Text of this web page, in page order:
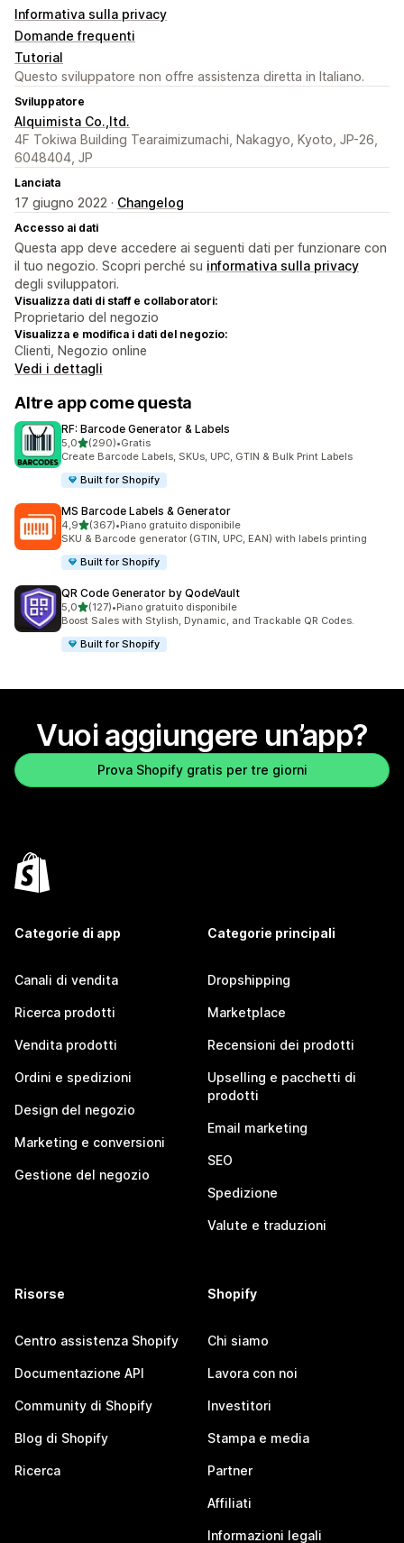
Informativa sulla privacy
Domande frequenti
Tutorial
Questo sviluppatore non offre assistenza diretta in Italiano.
Sviluppatore
Alquimista Co.,ltd.
4F Tokiwa Building Tearaimizumachi, Nakagyo, Kyoto, JP-26,
6048404, JP
Lanciata
17 giugno 2022 · Changelog
Accesso ai dati
Questa app deve accedere ai seguenti dati per funzionare con
il tuo negozio. Scopri perché su informativa sulla privacy
degli sviluppatori.
Visualizza dati di staff e collaboratori:
Proprietario del negozio
Visualizza e modifica i dati del negozio:
Clienti, Negozio online
Vedi i dettagli
Altre app come questa
RF: Barcode Generator & Labels
5,0stelle su 5
(290)
290 recensioni totali
•Gratis
Create Barcode Labels, SKUs, UPC, GTIN & Bulk Print Labels
Built for Shopify
MS Barcode Labels & Generator
4,9stelle su 5
(367)
367 recensioni totali
•Piano gratuito disponibile
SKU & Barcode generator (GTIN, UPC, EAN) with labels printing
Built for Shopify
QR Code Generator by QodeVault
5,0stelle su 5
(127)
127 recensioni totali
•Piano gratuito disponibile
Boost Sales with Stylish, Dynamic, and Trackable QR Codes.
Built for Shopify
Vuoi aggiungere un’app?
Prova Shopify gratis per tre giorni
Categorie di app
Canali di vendita
Ricerca prodotti
Vendita prodotti
Ordini e spedizioni
Design del negozio
Marketing e conversioni
Gestione del negozio
Categorie principali
Dropshipping
Marketplace
Recensioni dei prodotti
Upselling e pacchetti di
prodotti
Email marketing
SEO
Spedizione
Valute e traduzioni
Risorse
Centro assistenza Shopify
Documentazione API
Community di Shopify
Blog di Shopify
Ricerca
Shopify
Chi siamo
Lavora con noi
Investitori
Stampa e media
Partner
Affiliati
Informazioni legali